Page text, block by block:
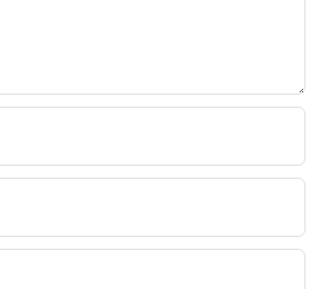
zur
Bürgermeisters
Planungsstand und